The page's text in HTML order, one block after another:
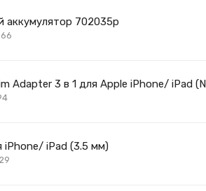
аккумулятор 702035p
Adapter 3 в 1 для Apple iPhone/ iPad
iPhone/ iPad (3.5 мм)